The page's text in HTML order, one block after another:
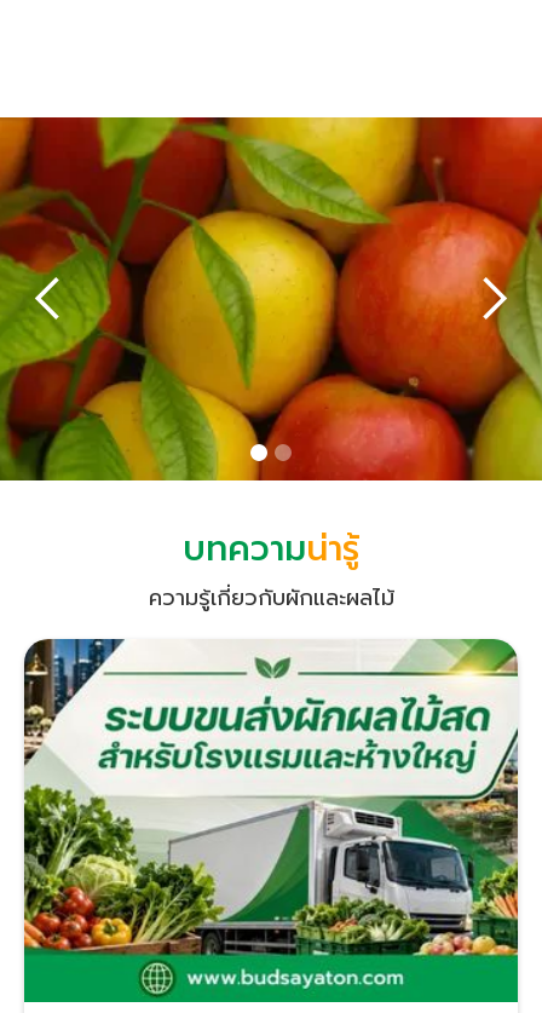
บทความน่ารู้
ความรู้เกี่ยวกับผักและผลไม้